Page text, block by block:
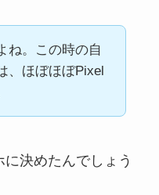
ね。この時の自
、ほぼほぼPixel
決めたんでしょう